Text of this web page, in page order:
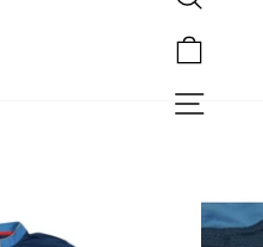
Rechercher
Navigation